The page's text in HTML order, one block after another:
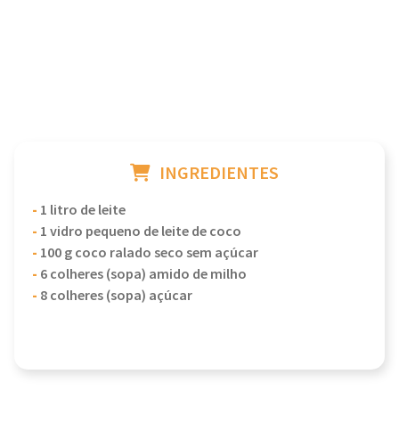
INGREDIENTES
- 1 litro de leite
- 1 vidro pequeno de leite de coco
- 100 g coco ralado seco sem açúcar
- 6 colheres (sopa) amido de milho
- 8 colheres (sopa) açúcar